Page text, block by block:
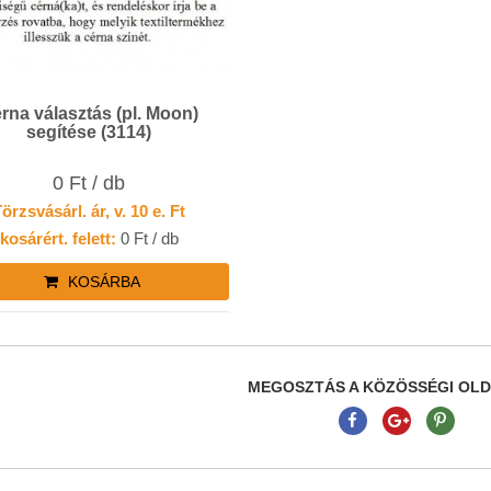
választás (pl. Moon)
segítése (3114)
0 Ft / db
ár, v. 10 e. Ft
kosárért. felett: 0 Ft / db
KOSÁRBA
MEGOSZTÁS A KÖZÖSSÉGI